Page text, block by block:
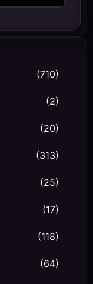
(710)
(2)
(20)
(313)
(25)
(17)
(118)
(64)